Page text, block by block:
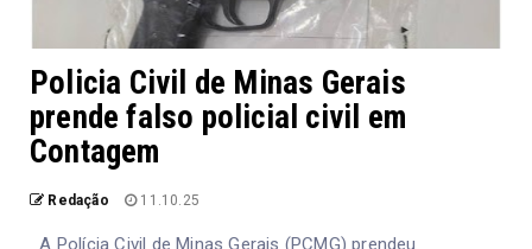
Policia Civil de Minas Gerais
prende falso policial civil em
Contagem
Redação 11.10.25
A Polícia Civil de Minas Gerais (PCMG) prendeu